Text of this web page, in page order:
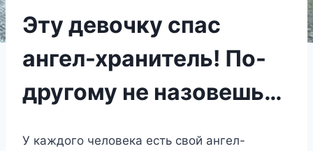
Эту девочку спас
ангел-хранитель! По-
другому не назовешь…
У каждого человека есть свой ангел-